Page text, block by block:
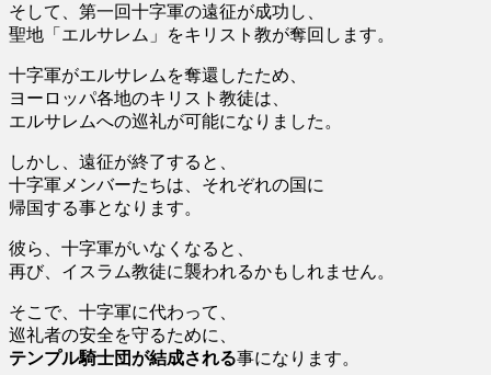
そして、第一回十字軍の遠征が成功し、
聖地「エルサレム」をキリスト教が奪回します。
十字軍がエルサレムを奪還したため、
ヨーロッパ各地のキリスト教徒は、
エルサレムへの巡礼が可能になりました。
しかし、遠征が終了すると、
十字軍メンバーたちは、それぞれの国に
帰国する事となります。
彼ら、十字軍がいなくなると、
再び、イスラム教徒に襲われるかもしれません。
そこで、十字軍に代わって、
巡礼者の安全を守るために、
テンプル騎士団が結成される事になります。